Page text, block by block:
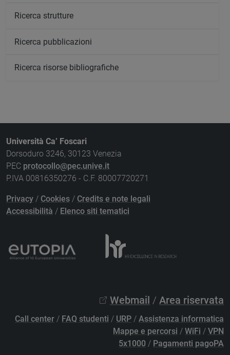
Ricerca strutture
Ricerca pubblicazioni
Ricerca risorse bibliografiche
Università Ca’ Foscari
Dorsoduro 3246, 30123 Venezia
PEC protocollo@pec.unive.it
P.IVA 00816350276 - C.F. 80007720271
Privacy / Cookies / Credits e note legali
Accessibilità / Elenco siti tematici
Webmail / Area riservata
Call center / FAQ studenti / URP / Assistenza informatica
Mappe e percorsi / WiFi / VPN
5x1000 / Pagamenti pagoPA